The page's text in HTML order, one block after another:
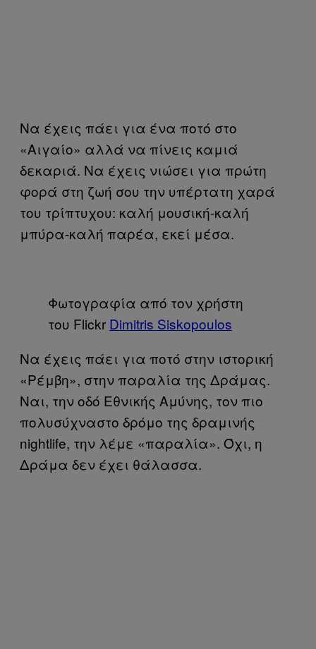
Να έχεις πάει για ένα ποτό στο
«Αιγαίο» αλλά να πίνεις καμιά
δεκαριά. Να έχεις νιώσει για πρώτη
φορά στη ζωή σου την υπέρτατη χαρά
του τρίπτυχου: καλή μουσική-καλή
μπύρα-καλή παρέα, εκεί μέσα.
Φωτογραφία από τον χρήστη
του Flickr Dimitris Siskopoulos
Να έχεις πάει για ποτό στην ιστορική
«Ρέμβη», στην παραλία της Δράμας.
Ναι, την οδό Εθνικής Αμύνης, τον πιο
πολυσύχναστο δρόμο της δραμινής
nightlife, την λέμε «παραλία». Όχι, η
Δράμα δεν έχει θάλασσα.